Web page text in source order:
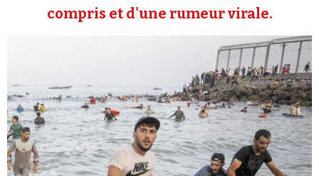
compris et d'une rumeur virale.